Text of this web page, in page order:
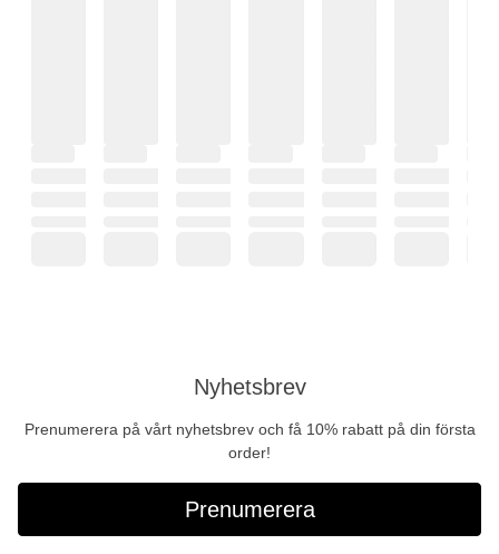
Nyhetsbrev
Prenumerera på vårt nyhetsbrev och få 10% rabatt på din första
order!
Prenumerera